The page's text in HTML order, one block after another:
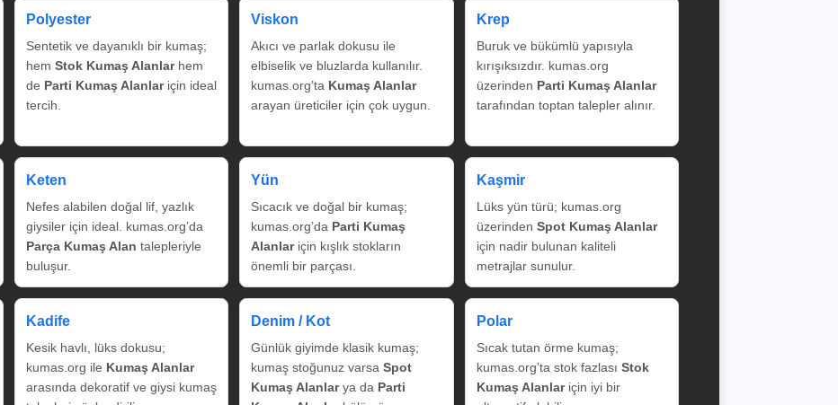
Polyester
Sentetik ve dayanıklı bir kumaş;
hem Stok Kumaş Alanlarhem
de Parti Kumaş Alanlariçin ideal
tercih.
Viskon
Akıcı ve parlak dokusu ile
elbiselik ve bluzlarda kullanılır.
kumas.org’ta Kumaş Alanlar
arayan üreticiler için çok uygun.
Krep
Buruk ve bükümlü yapısıyla
kırışıksızdır. kumas.org
üzerinden Parti Kumaş Alanlar
tarafından toptan talepler alınır.
Keten
Nefes alabilen doğal lif, yazlık
giysiler için ideal. kumas.org’da
Parça Kumaş Alan talepleriyle
buluşur.
Yün
Sıcacık ve doğal bir kumaş;
kumas.org’da Parti Kumaş
Alanlariçin kışlık stokların
önemli bir parçası.
Kaşmir
Lüks yün türü; kumas.org
üzerinden Spot Kumaş Alanlar
için nadir bulunan kaliteli
metrajlar sunulur.
Kadife
Kesik havlı, lüks dokusu;
kumas.org ile Kumaş Alanlar
arasında dekoratif ve giysi kumaş
Denim / Kot
Günlük giyimde klasik kumaş;
kumaş stoğunuz varsa Spot
Kumaş Alanlarya da Parti
Polar
Sıcak tutan örme kumaş;
kumas.org’ta stok fazlası Stok
Kumaş Alanlariçin iyi bir